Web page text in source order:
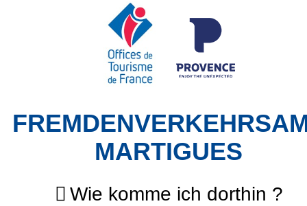
MARTIGUES
Wie komme ich dorthin ?